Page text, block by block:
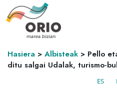
Hasiera > Albisteak > Pello
ditu salgai Udalak, turismo-
ES